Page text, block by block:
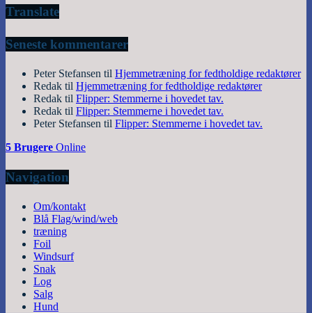
Translate
Seneste kommentarer
Peter Stefansen til Hjemmetræning for fedtholdige redaktører
Redak til Hjemmetræning for fedtholdige redaktører
Redak til Flipper: Stemmerne i hovedet tav.
Redak til Flipper: Stemmerne i hovedet tav.
Peter Stefansen til Flipper: Stemmerne i hovedet tav.
5 Brugere Online
Navigation
Om/kontakt
Blå Flag/wind/web
træning
Foil
Windsurf
Snak
Log
Salg
Hund